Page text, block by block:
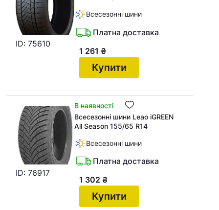
Кошик
У кошику немає товарів.
Ваш номер надіслано.
Оператор зв’яжеться з вами
ID: 75610
Всесезонні шини
Платна доставка
1 261 ₴
Купити
В наявності
ID: 76917
Всесезонні шини Leao iGREEN
All Season 155/65 R14
Всесезонні шини
Платна доставка
1 302 ₴
Купити